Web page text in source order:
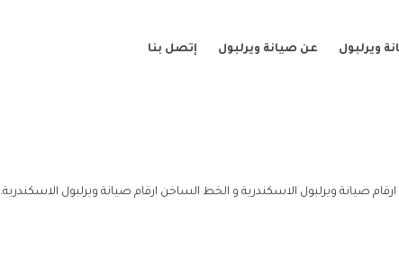
ويرلبول عن صيانة ويرلبول إتصل بنا
صيانة ويرلبول الاسكندرية و الخط الساخن ارقام صيانة ويرلبول الاسكندرية.